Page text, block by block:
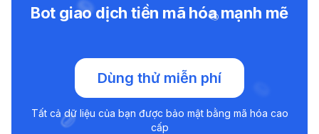
Bot giao dịch tiền mã hóa mạnh mẽ
Dùng thử miễn phí
Tất cả dữ liệu của bạn được bảo mật bằng mã hóa cao
cấp